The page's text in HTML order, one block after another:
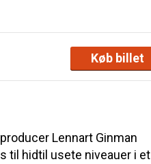
Køb billet
Lennart Ginman
til hidtil usete niveauer i et